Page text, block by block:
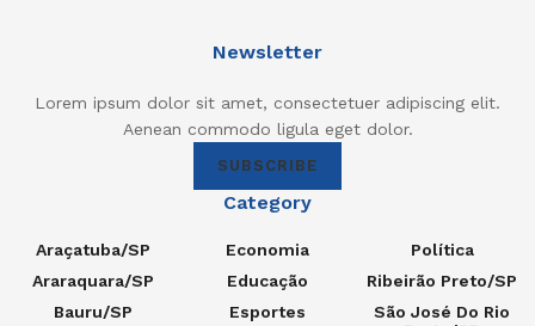
Newsletter
Lorem ipsum dolor sit amet, consectetuer adipiscing elit.
Aenean commodo ligula eget dolor.
SUBSCRIBE
Category
Araçatuba/SP
Araraquara/SP
Bauru/SP
Economia
Educação
Esportes
Política
Ribeirão Preto/SP
São José Do Rio